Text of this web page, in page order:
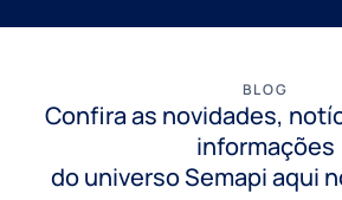
BLOG
Confira as novidades,
informações
do universo Semapi aqui